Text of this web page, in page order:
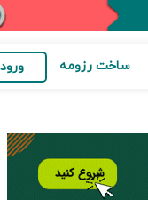
ساخت رزومه